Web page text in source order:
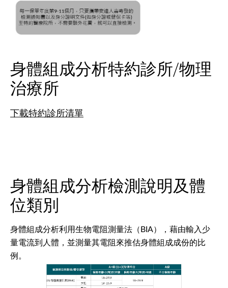
身體組成分析特約診所/物理
治療所
下載特約診所清單
身體組成分析檢測說明及體
位類別
身體組成分析利用生物電阻測量法（BIA），藉由輸入少
量電流到人體，並測量其電阻來推估身體組成成份的比
例。